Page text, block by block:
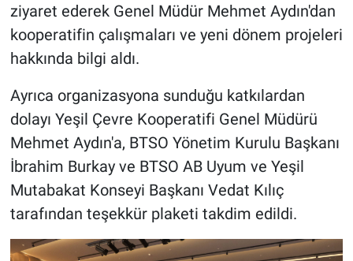
ziyaret ederek Genel Müdür Mehmet Aydın'dan
kooperatifin çalışmaları ve yeni dönem projeleri
hakkında bilgi aldı.
Ayrıca organizasyona sunduğu katkılardan
dolayı Yeşil Çevre Kooperatifi Genel Müdürü
Mehmet Aydın'a, BTSO Yönetim Kurulu Başkanı
İbrahim Burkay ve BTSO AB Uyum ve Yeşil
Mutabakat Konseyi Başkanı Vedat Kılıç
tarafından teşekkür plaketi takdim edildi.